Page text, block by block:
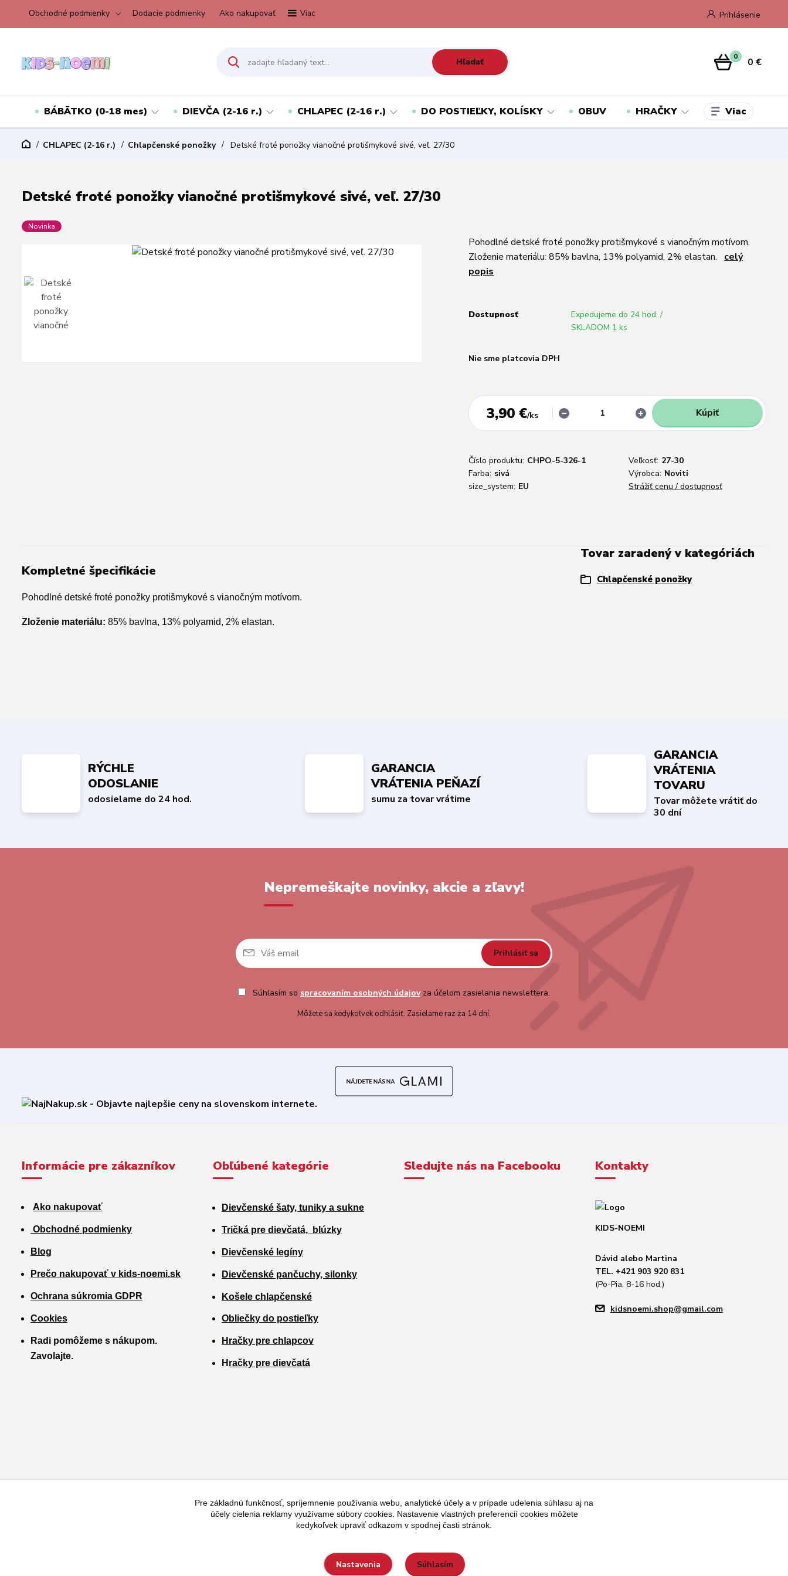
Obchodné podmienky Dodacie podmienky Ako nakupovať Viac Prihlásenie
Hľadať 0 0 €
BÁBÄTKO (0-18 mes) DIEVČA (2-16 r.) CHLAPEC (2-16 r.) DO POSTIEĽKY, KOLÍSKY OBUV HRAČKY Viac
CHLAPEC (2-16 r.) Chlapčenské ponožky Detské froté ponožky vianočné protišmykové sivé, veľ. 27/30
Detské froté ponožky vianočné protišmykové sivé, veľ. 27/30
Novinka
Pohodlné detské froté ponožky protišmykové s vianočným motívom.
Zloženie materiálu: 85% bavlna, 13% polyamid, 2% elastan. celý
popis
Dostupnosť
Expedujeme do 24 hod. /
SKLADOM 1 ks
Nie sme platcovia DPH
3,90 €/ks Kúpiť
Číslo produktu: CHPO-5-326-1 Veľkosť: 27-30
Farba: sivá Výrobca: Noviti
size_system: EU Strážiť cenu / dostupnosť
Kompletné špecifikácie
Pohodlné detské froté ponožky protišmykové s vianočným motívom.
Zloženie materiálu: 85% bavlna, 13% polyamid, 2% elastan.
Tovar zaradený v kategóriách
Chlapčenské ponožky
RÝCHLE
ODOSLANIE
odosielame do 24 hod.
GARANCIA
VRÁTENIA PEŇAZÍ
sumu za tovar vrátime
GARANCIA
VRÁTENIA
TOVARU
Tovar môžete vrátiť do
30 dní
Nepremeškajte novinky, akcie a zľavy!
Prihlásiť sa
Súhlasím so spracovaním osobných údajovza účelom zasielania newslettera.
Môžete sa kedykoľvek odhlásiť. Zasielame raz za 14 dní.
Informácie pre zákazníkov
Ako nakupovať
Obchodné podmienky
Blog
Prečo nakupovať v kids-noemi.sk
Ochrana súkromia GDPR
Cookies
Radi pomôžeme s nákupom.
Zavolajte.
Obľúbené kategórie
Dievčenské šaty, tuniky a sukne
Tričká pre dievčatá, blúzky
Dievčenské legíny
Dievčenské pančuchy, silonky
Košele chlapčenské
Obliečky do postieľky
Hračky pre chlapcov
H račky pre dievčatá
Sledujte nás na Facebooku Kontakty
KIDS-NOEMI
Dávid alebo Martina
TEL. +421 903 920 831
(Po-Pia, 8-16 hod.)
kidsnoemi.shop@gmail.com
Pre základnú funkčnosť, spríjemnenie používania webu, analytické účely a v prípade udelenia súhlasu aj na
účely cielenia reklamy využívame súbory cookies. Nastavenie vlastných preferencií cookies môžete
kedykoľvek upraviť odkazom v spodnej časti stránok.
Nastavenia Súhlasím